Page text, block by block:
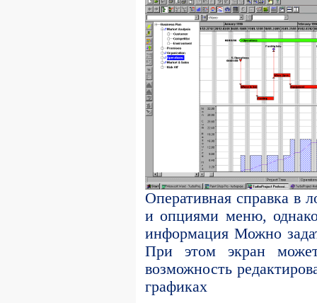
Оперативная справка в
и опциями меню,
информация Можно
При этом экран
возможность
графиках